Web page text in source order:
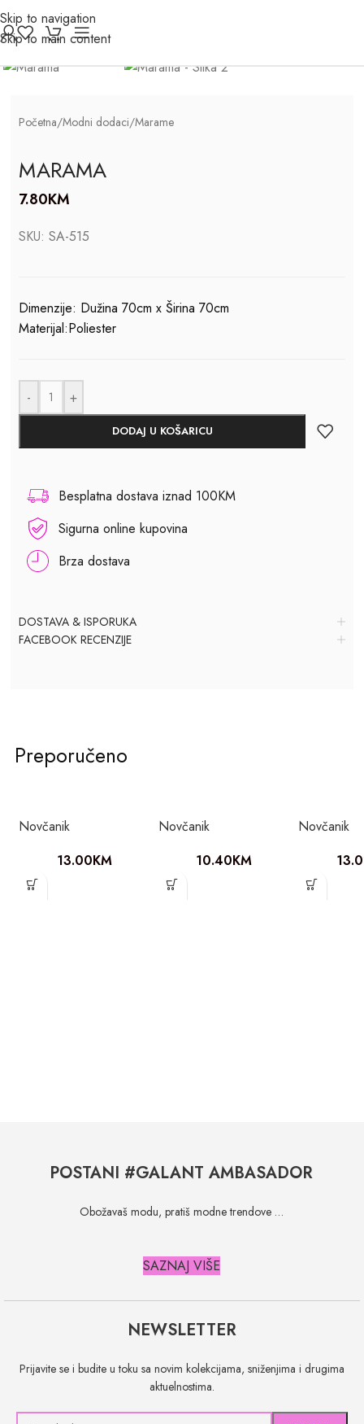
Skip to navigation
Skip to main content
Click to enlarge
Početna/Modni dodaci/Marame
MARAMA
7.80KM
SKU:SA-515
Dimenzije: Dužina 70cm x Širina 70cm
Materijal:Poliester
- +
DODAJ U KOŠARICU
Besplatna dostava iznad 100KM
Sigurna online kupovina
Brza dostava
DOSTAVA & ISPORUKA
FACEBOOK RECENZIJE
Preporučeno
Novčanik
13.00KM
Novčanik
10.40KM
Novčanik
POSTANI #GALANT AMBASADOR
Obožavaš modu, pratiš modne trendove …
SAZNAJ VIŠE
NEWSLETTER
Prijavite se i budite u toku sa novim kolekcijama, sniženjima i drugima
aktuelnostima.